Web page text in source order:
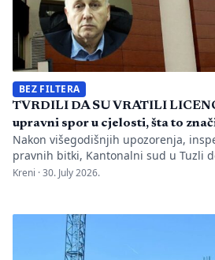
BEZ FILTERA
TVRDILI DA SU VRATILI
upravni spor u cjelosti, šta to
Nakon višegodišnjih upozorenja,
pravnih bitki, Kantonalni sud u Tuzli
presudu kojom se definitivno
kakva je sudbina studenata koji su
bezvrijedne indekse? Odlukom
Kreni ·30. July 2026.